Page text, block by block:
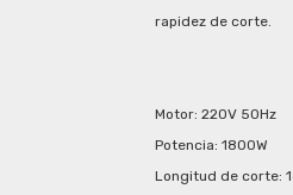
rapidez de corte.
Motor: 220V 50Hz
Potencia: 1800W
Longitud de corte: